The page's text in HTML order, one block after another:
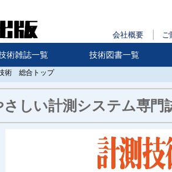
会社概要 ご
術雑誌一覧 技術図書一覧
術 総合トップ
さしい計測システム専門